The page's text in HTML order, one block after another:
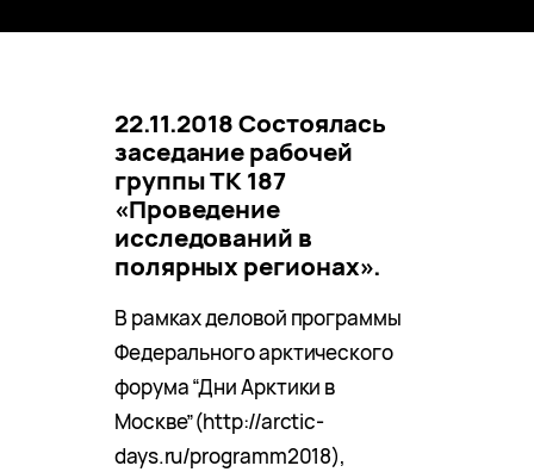
22.11.2018 Состоялась
заседание рабочей
группы ТК 187
«Проведение
исследований в
полярных регионах».
В рамках деловой программы
Федерального арктического
форума “Дни Арктики в
Москве”(http://arctic-
days.ru/programm2018),